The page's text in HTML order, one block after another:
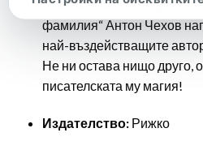
С разкази като
фамилия“ Антон Чехов
най-въздействащите
Не ни остава нищо друго,
писателската му магия!
Издателство:Рижко